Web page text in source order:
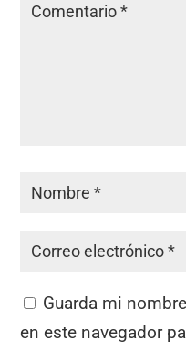
Guarda mi
en este navegador